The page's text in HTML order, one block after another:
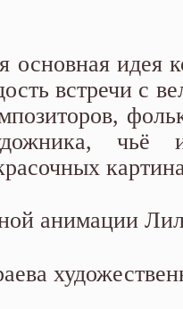
основная идея
встречи с
чьё
анимации